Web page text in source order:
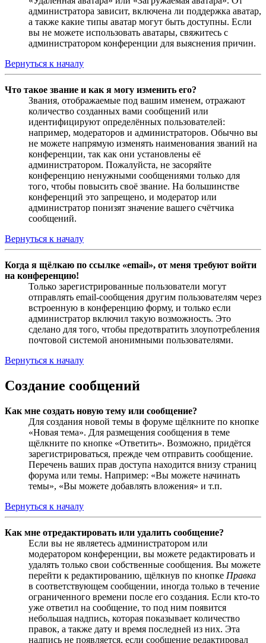
администратора зависит, включена ли поддержка аватар,
а также какие типы аватар могут быть доступны. Если
вы не можете использовать аватары, свяжитесь с
администратором конференции для выяснения причин.
Вернуться к началу
Что такое звание и как я могу изменить его?
Звания, отображаемые под вашим именем, отражают
количество созданных вами сообщений или
идентифицируют определённых пользователей:
например, модераторов и администраторов. Обычно вы
не можете напрямую изменять наименования званий на
конференции, так как они установлены её
администратором. Пожалуйста, не засоряйте
конференцию ненужными сообщениями только для
того, чтобы повысить своё звание. На большинстве
конференций это запрещено, и модератор или
администратор понизят значение вашего счётчика
сообщений.
Вернуться к началу
Когда я щёлкаю по ссылке «email», от меня требуют войти
на конференцию!
Только зарегистрированные пользователи могут
отправлять email-сообщения другим пользователям через
встроенную в конференцию форму, и только если
администратор включил такую возможность. Это
сделано для того, чтобы предотвратить злоупотребления
почтовой системой анонимными пользователями.
Вернуться к началу
Создание сообщений
Как мне создать новую тему или сообщение?
Для создания новой темы в форуме щёлкните по кнопке
«Новая тема». Для размещения сообщения в теме
щёлкните по кнопке «Ответить». Возможно, придётся
зарегистрироваться, прежде чем отправить сообщение.
Перечень ваших прав доступа находится внизу страниц
форума или темы. Например: «Вы можете начинать
темы», «Вы можете добавлять вложения» и т.п.
Вернуться к началу
Как мне отредактировать или удалить сообщение?
Если вы не являетесь администратором или
модератором конференции, вы можете редактировать и
удалять только свои собственные сообщения. Вы можете
перейти к редактированию, щёлкнув по кнопке Правка
в соответствующем сообщении, иногда только в течение
ограниченного времени после его создания. Если кто-то
уже ответил на сообщение, то под ним появится
небольшая надпись, которая показывает количество
правок, а также дату и время последней из них. Эта
надпись не появляется, если сообщение редактировал